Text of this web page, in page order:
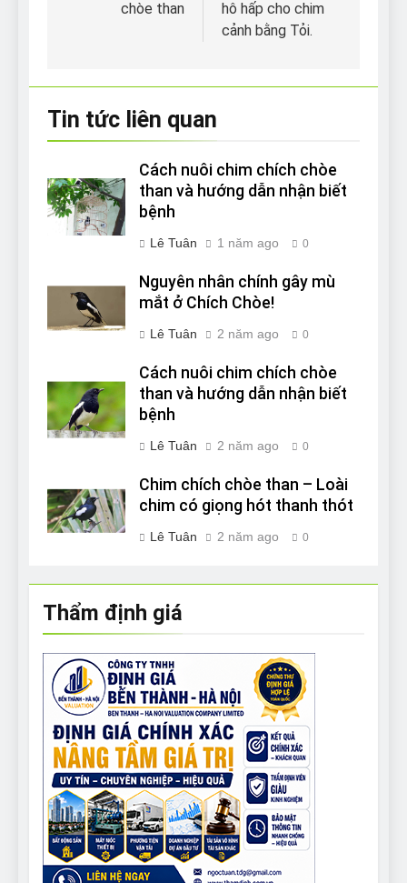
chòe than
hô hấp cho chim
cảnh bằng Tỏi.
Tin tức liên quan
Cách nuôi chim chích chòe
than và hướng dẫn nhận biết
bệnh
Lê Tuân 1 năm ago 0
Nguyên nhân chính gây mù
mắt ở Chích Chòe!
Lê Tuân 2 năm ago 0
Cách nuôi chim chích chòe
than và hướng dẫn nhận biết
bệnh
Lê Tuân 2 năm ago 0
Chim chích chòe than – Loài
chim có giọng hót thanh thót
Lê Tuân 2 năm ago 0
Thẩm định giá